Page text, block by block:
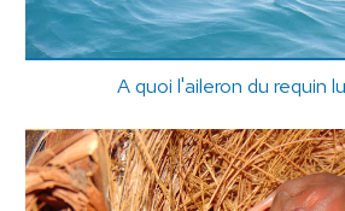
A quoi l'aileron du requin